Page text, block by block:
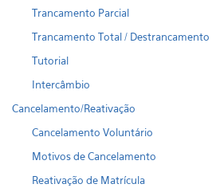
Trancamento Parcial
Trancamento Total / Destrancamento
Tutorial
Intercâmbio
Cancelamento/Reativação
Cancelamento Voluntário
Motivos de Cancelamento
Reativação de Matrícula